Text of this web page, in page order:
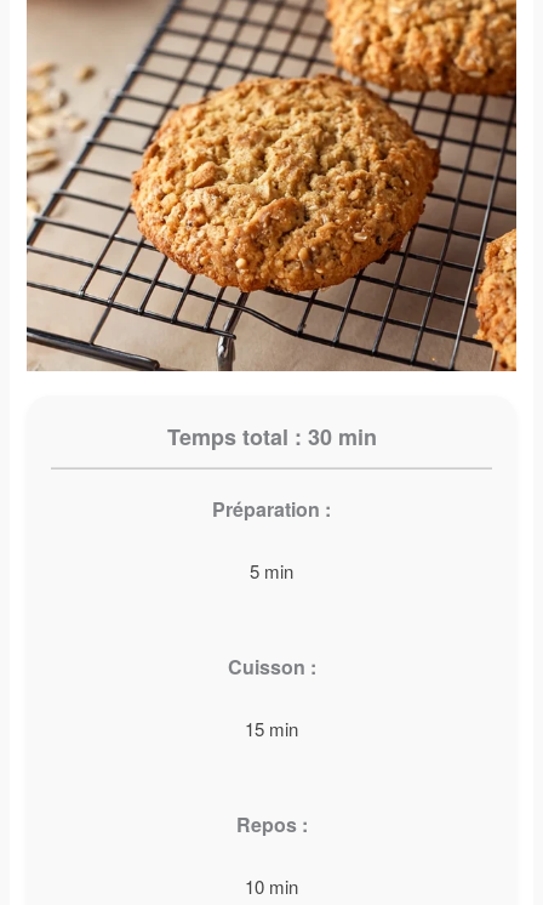
Temps total : 30 min
Préparation :
5 min
Cuisson :
15 min
Repos :
10 min